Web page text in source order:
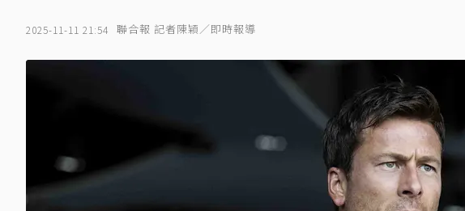
2025-11-11 21:54 聯合報 記者陳穎／即時報導